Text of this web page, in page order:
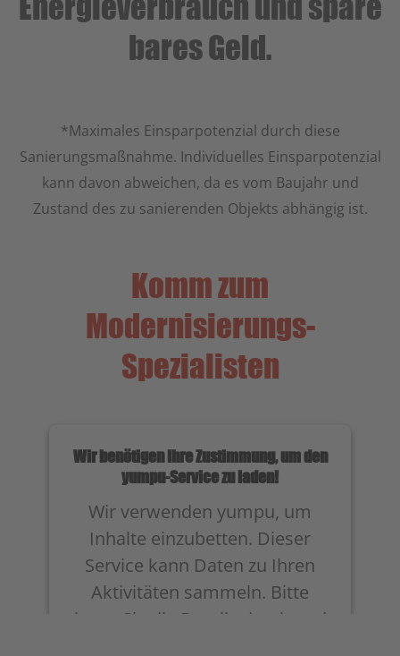
Drop us a line
info@yourdomain.com
Lorem ipsum dolor sit amet,
consectetuer adipiscing elit.
Aenean commodo ligula eget dolor.
Aenean massa. Cum sociis natoque
montes, nascetur ridiculus mus.
Donec quam felis, ultricies nec.
bares Geld.
*Maximales Einsparpotenzial durch diese
Sanierungsmaßnahme. Individuelles Einsparpotenzial
kann davon abweichen, da es vom Baujahr und
Zustand des zu sanierenden Objekts abhängig ist.
Komm zum
Modernisierungs-
Spezialisten
Wir benötigen Ihre Zustimmung, um den
yumpu-Service zu laden!
Wir verwenden yumpu, um
Inhalte einzubetten. Dieser
Service kann Daten zu Ihren
Aktivitäten sammeln. Bitte
lesen Sie die Details durch und